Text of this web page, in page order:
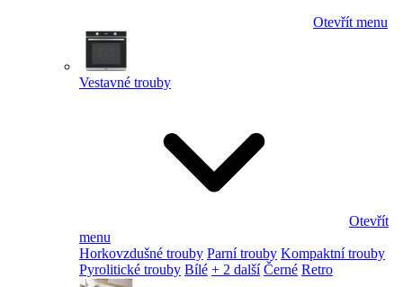
Otevřít menu
Vestavné trouby
Otevřít
menu
Horkovzdušné trouby Parní trouby Kompaktní trouby
Pyrolitické trouby Bílé + 2 další Černé Retro